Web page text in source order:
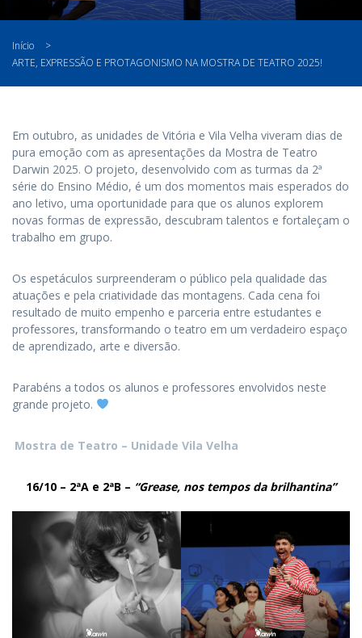
Início
>
ARTE, EXPRESSÃO E PROTAGONISMO NA MOSTRA DE TEATRO 2025!
Em outubro, as unidades de Vitória e Vila Velha viveram dias de
pura emoção com as apresentações da Mostra de Teatro
Darwin 2025. O projeto, desenvolvido com as turmas da 2ª
série do Ensino Médio, é um dos momentos mais esperados do
ano letivo, uma oportunidade para que os alunos explorem
novas formas de expressão, descubram talentos e fortaleçam o
trabalho em grupo.
Os espetáculos surpreenderam o público pela qualidade das
atuações e pela criatividade das montagens. Cada cena foi
resultado de muito empenho e parceria entre estudantes e
professores, transformando o teatro em um verdadeiro espaço
de aprendizado, arte e diversão.
Parabéns a todos os alunos e professores envolvidos neste
grande projeto.
Mostra de Teatro – Unidade Vila Velha
16/10 – 2ªA e 2ªB – “Grease, nos tempos da brilhantina”